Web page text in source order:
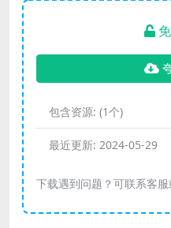
包含资源: (1个)
最近更新: 2024-05-29
下载遇到问题？可联系客